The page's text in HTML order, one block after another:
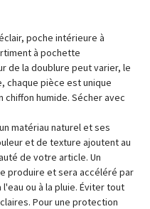
poche intérieure à
à pochette
de la doublure peut varier, le
chaque pièce est unique
chiffon humide. Sécher avec
matériau naturel et ses
et de texture ajoutent au
de votre article. Un
produire et sera accéléré par
ou à la pluie. Éviter tout
Pour une protection